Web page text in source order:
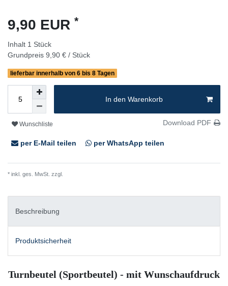
9,90 EUR *
Inhalt 1 Stück
Grundpreis 9,90 € / Stück
lieferbar innerhalb von 6 bis 8 Tagen
In den Warenkorb
Wunschliste Download PDF
per E-Mail teilen per WhatsApp teilen
* inkl. ges. MwSt. zzgl.
Beschreibung
Produktsicherheit
Turnbeutel (Sportbeutel) - mit Wunschaufdruck